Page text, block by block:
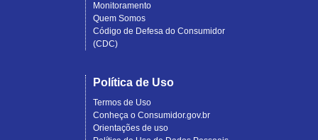
Monitoramento
Quem Somos
Código de Defesa do Consumidor
(CDC)
Política de Uso
Termos de Uso
Conheça o Consumidor.gov.br
Orientações de uso